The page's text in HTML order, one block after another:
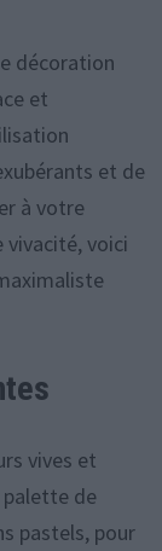
décoration
et
et de
à votre
vivacité, voici
vives et
palette de
pastels, pour